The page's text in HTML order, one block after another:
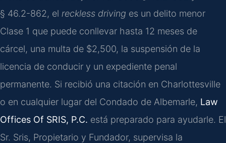
§ 46.2-862, el reckless driving es un delito menor
Clase 1 que puede conllevar hasta 12 meses de
cárcel, una multa de $2,500, la suspensión de la
licencia de conducir y un expediente penal
permanente. Si recibió una citación en Charlottesville
o en cualquier lugar del Condado de Albemarle, Law
Offices Of SRIS, P.C. está preparado para ayudarle. El
Sr. Sris, Propietario y Fundador, supervisa la